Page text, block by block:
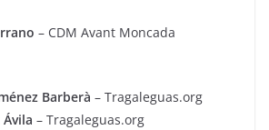
– CDM Avant Moncada
Barberà – Tragaleguas.org
– Tragaleguas.org